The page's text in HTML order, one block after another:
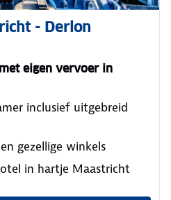
- Derlon
eigen vervoer in
inclusief uitgebreid
gezellige winkels
in hartje Maastricht